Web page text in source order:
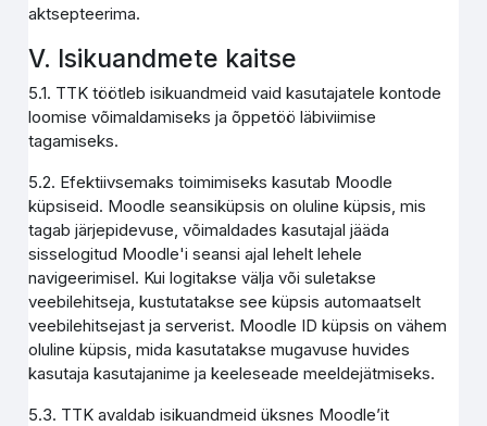
aktsepteerima.
V. Isikuandmete kaitse
5.1. TTK töötleb isikuandmeid vaid kasutajatele kontode
loomise võimaldamiseks ja õppetöö läbiviimise
tagamiseks.
5.2. Efektiivsemaks toimimiseks kasutab Moodle
küpsiseid. Moodle seansiküpsis on oluline küpsis, mis
tagab järjepidevuse, võimaldades kasutajal jääda
sisselogitud Moodle'i seansi ajal lehelt lehele
navigeerimisel. Kui logitakse välja või suletakse
veebilehitseja, kustutatakse see küpsis automaatselt
veebilehitsejast ja serverist. Moodle ID küpsis on vähem
oluline küpsis, mida kasutatakse mugavuse huvides
kasutaja kasutajanime ja keeleseade meeldejätmiseks.
5.3. TTK avaldab isikuandmeid üksnes Moodle’it